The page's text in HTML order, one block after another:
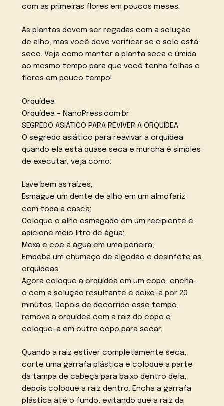
com as primeiras flores em poucos meses.
As plantas devem ser regadas com a solução
de alho, mas você deve verificar se o solo está
seco. Veja como manter a planta seca e úmida
ao mesmo tempo para que você tenha folhas e
flores em pouco tempo!
Orquídea
Orquídea – NanoPress.com.br
SEGREDO ASIÁTICO PARA REVIVER A ORQUÍDEA
O segredo asiático para reavivar a orquídea
quando ela está quase seca e murcha é simples
de executar, veja como:
Lave bem as raízes;
Esmague um dente de alho em um almofariz
com toda a casca;
Coloque o alho esmagado em um recipiente e
adicione meio litro de água;
Mexa e coe a água em uma peneira;
Embeba um chumaço de algodão e desinfete as
orquídeas.
Agora coloque a orquídea em um copo, encha-
o com a solução resultante e deixe-a por 20
minutos. Depois de decorrido esse tempo,
remova a orquídea com a raiz do copo e
coloque-a em outro copo para secar.
Quando a raiz estiver completamente seca,
corte uma garrafa plástica e coloque a parte
da tampa de cabeça para baixo dentro dela,
depois coloque a raiz dentro. Encha a garrafa
plástica até o fundo, evitando que a raiz da